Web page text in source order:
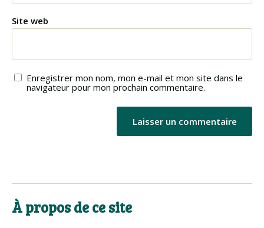
Site web
Enregistrer mon nom, mon e-mail et mon site dans le
navigateur pour mon prochain commentaire.
À propos de ce site